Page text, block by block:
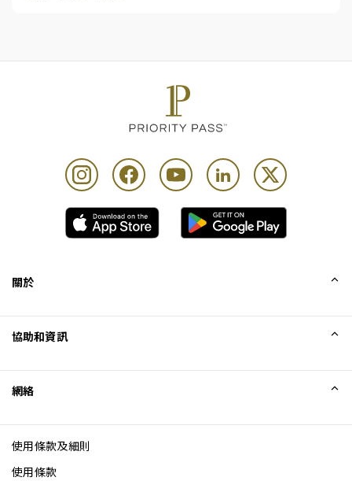
關於
Excellence Awards
網誌
協助和資訊
網絡
使用條款及細則
使用條款